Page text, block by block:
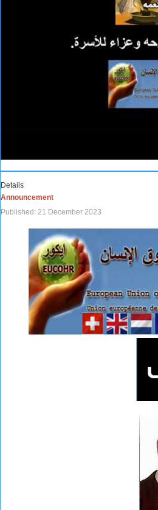
Details
Announcement
Published: 21 December 2023